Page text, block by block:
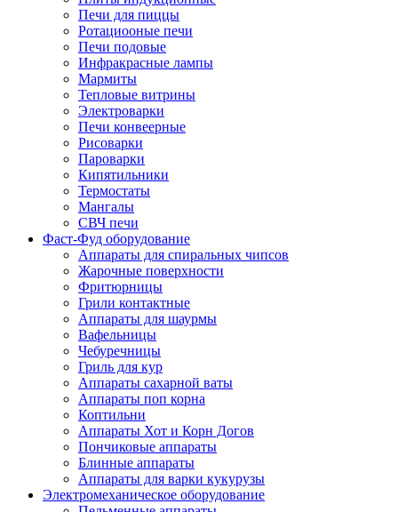
Печи для пиццы
Ротациооные печи
Печи подовые
Инфракрасные лампы
Мармиты
Тепловые витрины
Электроварки
Печи конвеерные
Рисоварки
Пароварки
Кипятильники
Термостаты
Мангалы
СВЧ печи
Фаст-Фуд оборудование
Аппараты для спиральных чипсов
Жарочные поверхности
Фритюрницы
Грили контактные
Аппараты для шаурмы
Вафельницы
Чебуречницы
Гриль для кур
Аппараты сахарной ваты
Аппараты поп корна
Коптильни
Аппараты Хот и Корн Догов
Пончиковые аппараты
Блинные аппараты
Аппараты для варки кукурузы
Электромеханическое оборудование